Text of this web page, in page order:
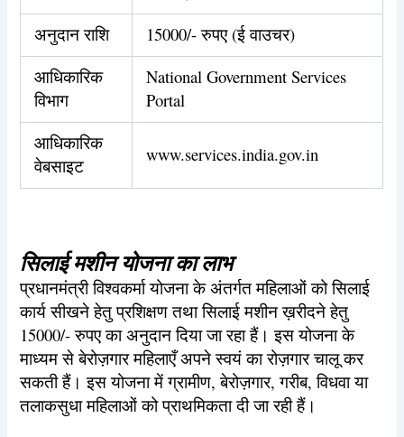
अनुदान राशि
15000/- रुपए (ई वाउचर)
आधिकारिक
विभाग
National Government Services
Portal
आधिकारिक
वेबसाइट
www.services.india.gov.in
सिलाई मशीन योजना का लाभ
प्रधानमंत्री विश्वकर्मा योजना के अंतर्गत महिलाओं को सिलाई
कार्य सीखने हेतु प्रशिक्षण तथा सिलाई मशीन ख़रीदने हेतु
15000/- रुपए का अनुदान दिया जा रहा हैं। इस योजना के
माध्यम से बेरोज़गार महिलाएँ अपने स्वयं का रोज़गार चालू कर
सकती हैं। इस योजना में ग्रामीण, बेरोज़गार, गरीब, विधवा या
तलाकसुधा महिलाओं को प्राथमिकता दी जा रही हैं।